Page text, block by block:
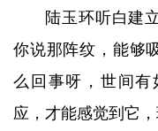
陆玉环听白建
你说那阵纹，能够
么回事呀，世间
应，才能感觉到它